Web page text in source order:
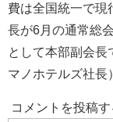
費は全国統一で現
長が6月の通常総
として本部副会長
マノホテルズ社長